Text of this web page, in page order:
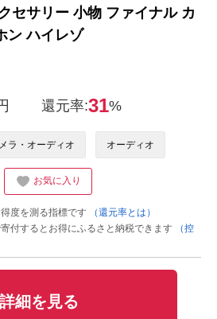
セサリー 小物 ファイナル カ
ン ハイレゾ
還元率:31%
ラ・オーディオ オーディオ
お気に入り
度を測る指標です
（還元率とは）
付するとお得にふるさと納税できます
（控
詳細を見る